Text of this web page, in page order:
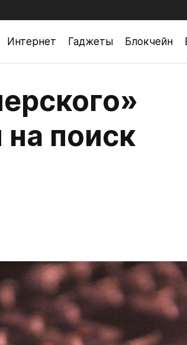
Интернет Гаджеты Блокчейн
поиск